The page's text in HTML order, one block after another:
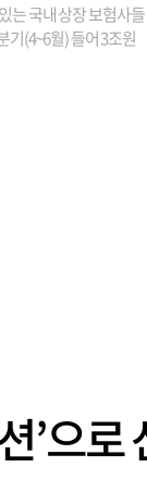
는 국내 상장 보험사들
기(4~6월) 들어 3조원
’으